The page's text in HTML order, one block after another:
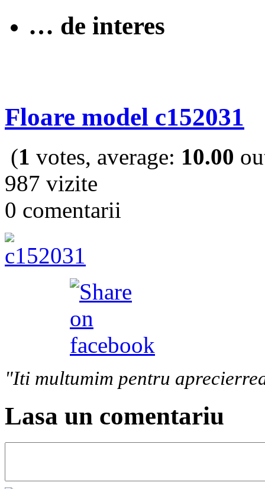
… de interes
Floare model c152031
(1 votes, average: 10.00
987 vizite
0 comentarii
"Iti multumim pentru
Lasa un comentariu